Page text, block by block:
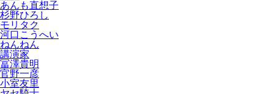
あんも直想子
杉野ひろし
モリタク
河口こうへい
ねんねん
講演家
冨澤貴明
官野一彦
小室友里